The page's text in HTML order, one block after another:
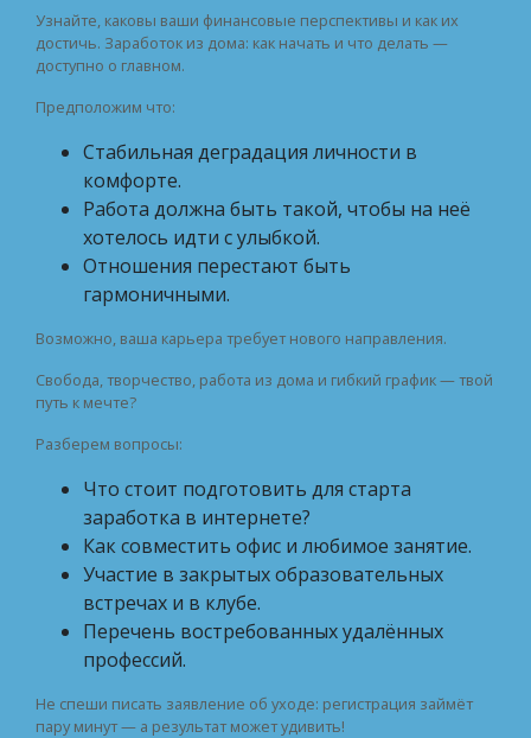
Узнайте, каковы ваши финансовые перспективы и как их
достичь. Заработок из дома: как начать и что делать —
доступно о главном.
Предположим что:
Стабильная деградация личности в
комфорте.
Работа должна быть такой, чтобы на неё
хотелось идти с улыбкой.
Отношения перестают быть
гармоничными.
Возможно, ваша карьера требует нового направления.
Свобода, творчество, работа из дома и гибкий график — твой
путь к мечте?
Разберем вопросы:
Что стоит подготовить для старта
заработка в интернете?
Как совместить офис и любимое занятие.
Участие в закрытых образовательных
встречах и в клубе.
Перечень востребованных удалённых
профессий.
Не спеши писать заявление об уходе: регистрация займёт
пару минут — а результат может удивить!